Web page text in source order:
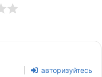
авторизуйтесь